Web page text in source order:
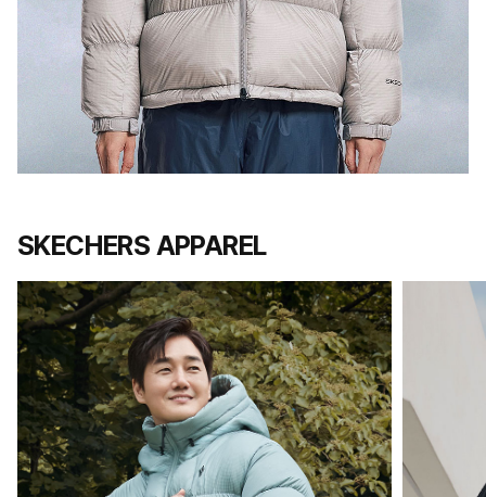
SKECHERS APPAREL